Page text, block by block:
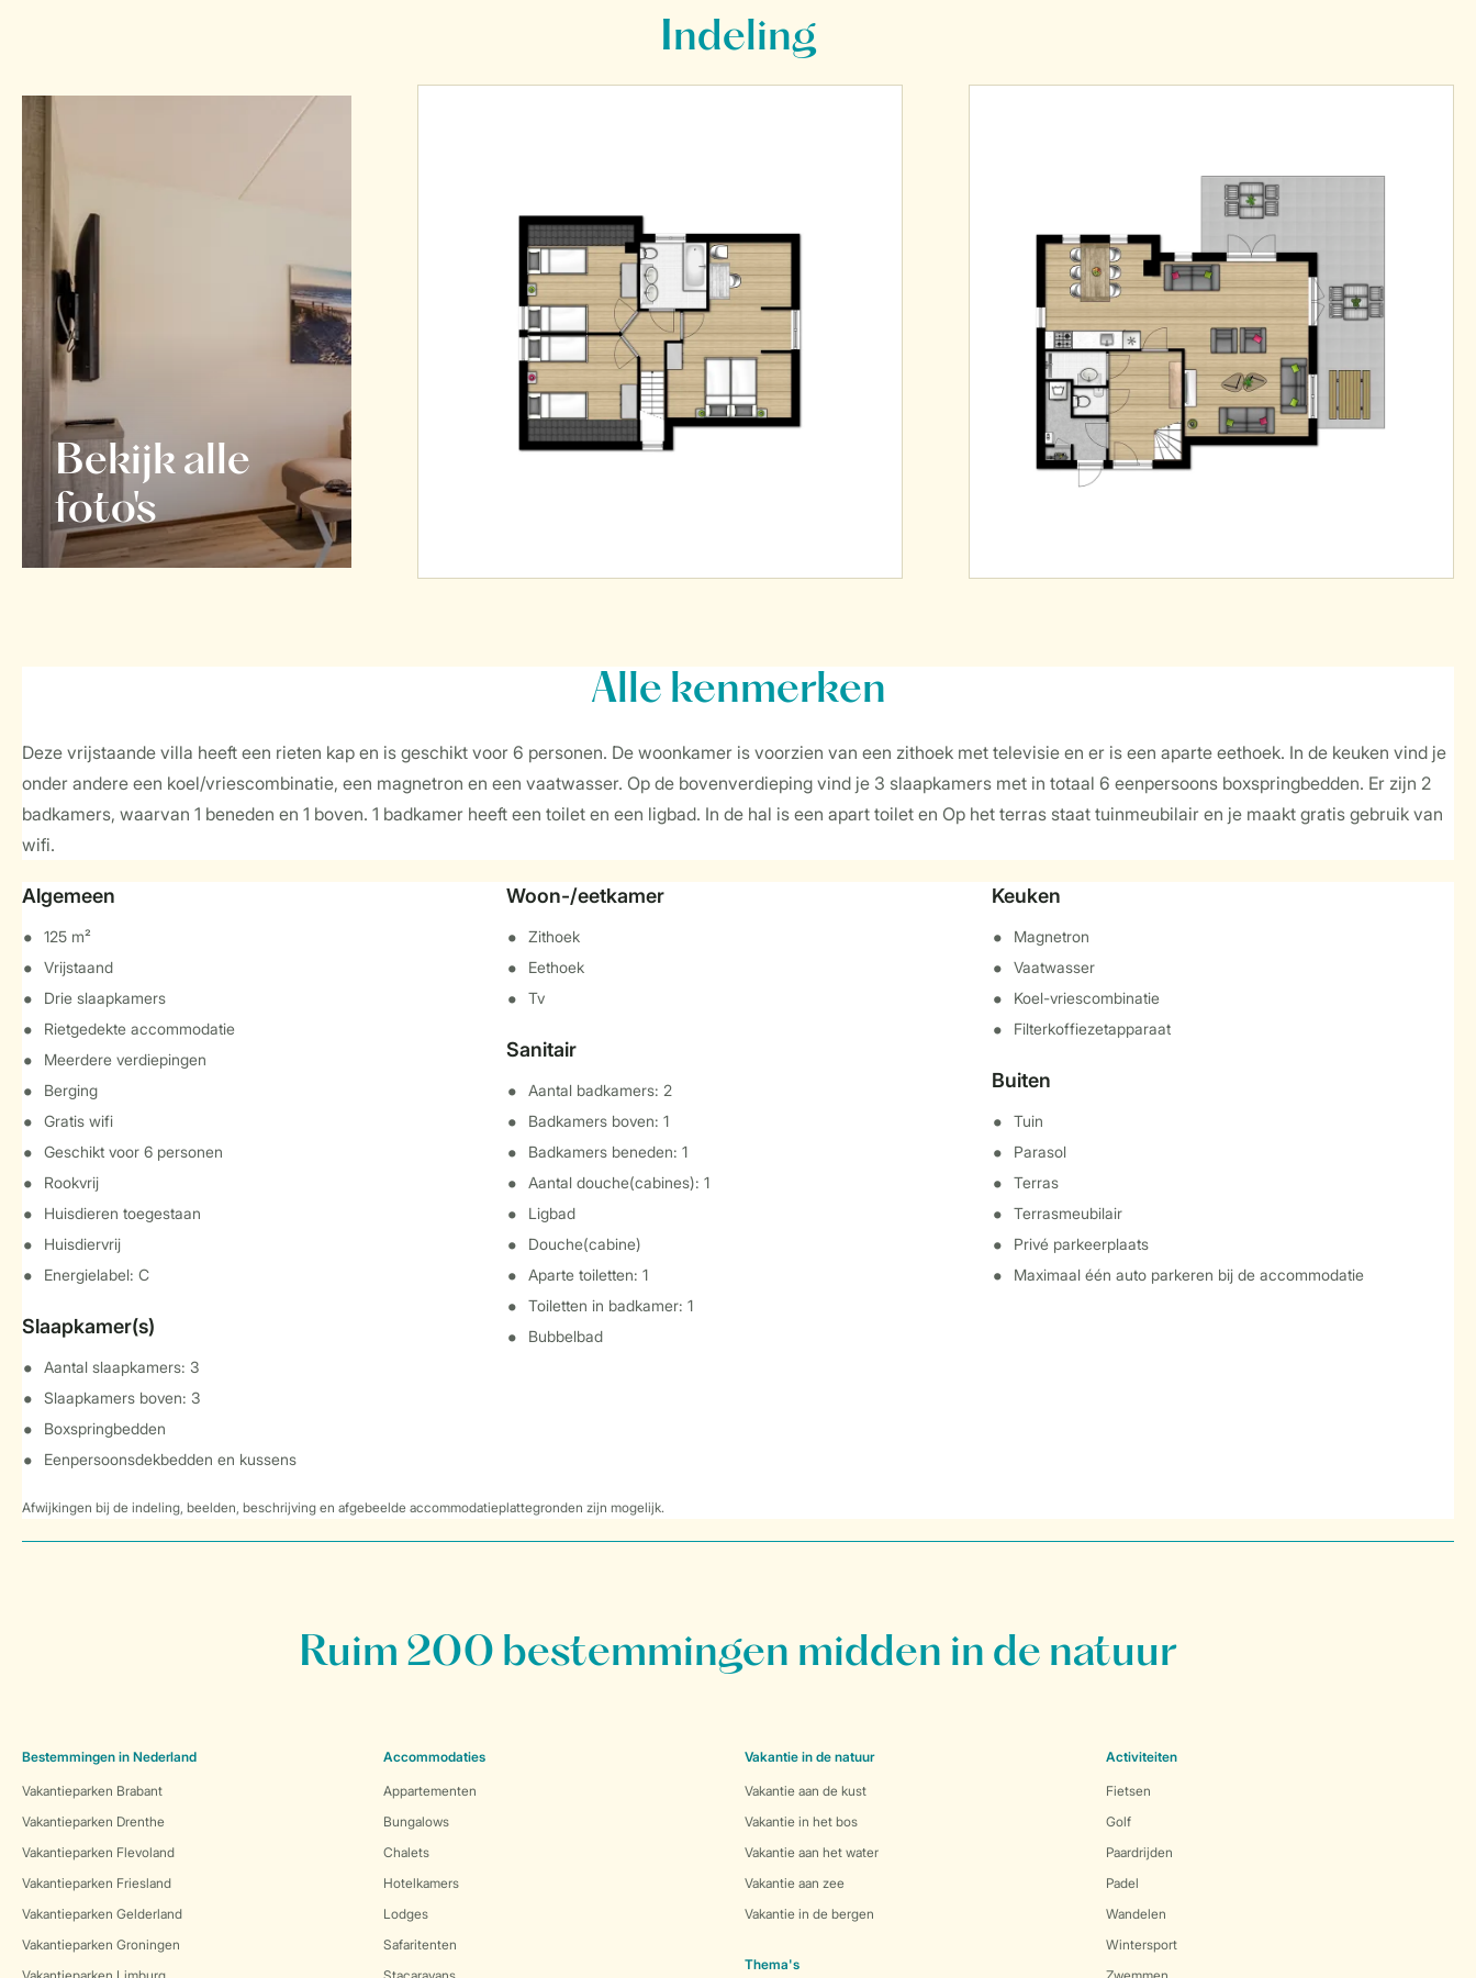
Indeling
Bekijk alle
foto's
Alle kenmerken
Deze vrijstaande villa heeft een rieten kap en is geschikt voor 6 personen. De woonkamer is voorzien van een zithoek met televisie en er is een aparte eethoek. In de keuken vind je
onder andere een koel/vriescombinatie, een magnetron en een vaatwasser. Op de bovenverdieping vind je 3 slaapkamers met in totaal 6 eenpersoons boxspringbedden. Er zijn 2
badkamers, waarvan 1 beneden en 1 boven. 1 badkamer heeft een toilet en een ligbad. In de hal is een apart toilet en Op het terras staat tuinmeubilair en je maakt gratis gebruik van
wifi.
Algemeen
125 m²
Vrijstaand
Drie slaapkamers
Rietgedekte accommodatie
Meerdere verdiepingen
Berging
Gratis wifi
Geschikt voor 6 personen
Rookvrij
Huisdieren toegestaan
Huisdiervrij
Energielabel: C
Slaapkamer(s)
Aantal slaapkamers: 3
Slaapkamers boven: 3
Boxspringbedden
Eenpersoonsdekbedden en kussens
Woon-/eetkamer
Zithoek
Eethoek
Tv
Sanitair
Aantal badkamers: 2
Badkamers boven: 1
Badkamers beneden: 1
Aantal douche(cabines): 1
Ligbad
Douche(cabine)
Aparte toiletten: 1
Toiletten in badkamer: 1
Bubbelbad
Keuken
Magnetron
Vaatwasser
Koel-vriescombinatie
Filterkoffiezetapparaat
Buiten
Tuin
Parasol
Terras
Terrasmeubilair
Privé parkeerplaats
Maximaal één auto parkeren bij de accommodatie
Afwijkingen bij de indeling, beelden, beschrijving en afgebeelde accommodatieplattegronden zijn mogelijk.
Ruim 200 bestemmingen midden in de natuur
Bestemmingen in Nederland
Vakantieparken Brabant
Vakantieparken Drenthe
Vakantieparken Flevoland
Vakantieparken Friesland
Vakantieparken Gelderland
Vakantieparken Groningen
Accommodaties
Appartementen
Bungalows
Chalets
Hotelkamers
Lodges
Safaritenten
Vakantie in de natuur
Vakantie aan de kust
Vakantie in het bos
Vakantie aan het water
Vakantie aan zee
Vakantie in de bergen
Thema's
Activiteiten
Fietsen
Golf
Paardrijden
Padel
Wandelen
Wintersport